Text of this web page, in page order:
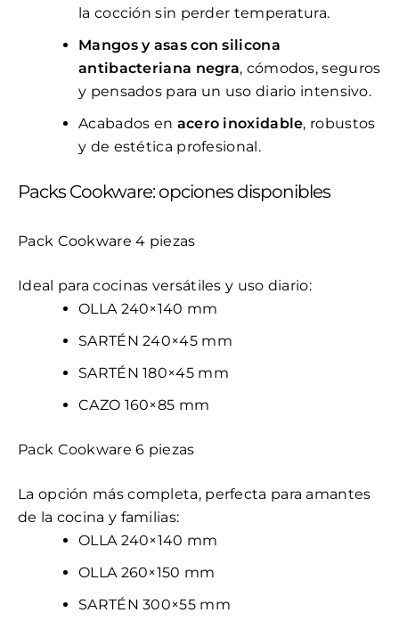
la cocción sin perder temperatura.
Mangos y asas con silicona
antibacteriana negra, cómodos, seguros
y pensados para un uso diario intensivo.
Acabados en acero inoxidable, robustos
y de estética profesional.
Packs Cookware: opciones disponibles
Pack Cookware 4 piezas
Ideal para cocinas versátiles y uso diario:
OLLA 240×140 mm
SARTÉN 240×45 mm
SARTÉN 180×45 mm
CAZO 160×85 mm
Pack Cookware 6 piezas
La opción más completa, perfecta para amantes
de la cocina y familias:
OLLA 240×140 mm
OLLA 260×150 mm
SARTÉN 300×55 mm